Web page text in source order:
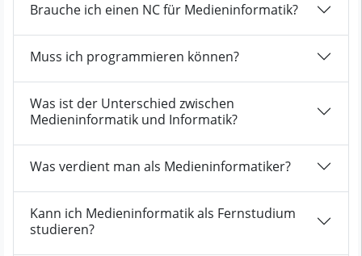
Brauche ich einen NC für Medieninformatik?
Muss ich programmieren können?
Was ist der Unterschied zwischen
Medieninformatik und Informatik?
Was verdient man als Medieninformatiker?
Kann ich Medieninformatik als Fernstudium
studieren?